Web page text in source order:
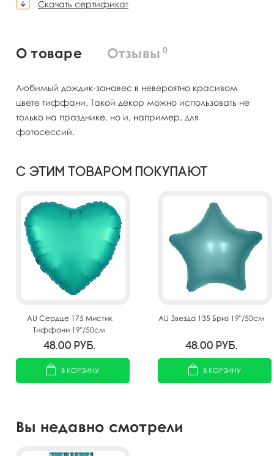
Скачать сертификат
О товаре Отзывы 0
Любимый дождик-занавес в невероятно красивом
цвете тиффани. Такой декор можно использовать не
только на празднике, но и, например, для
фотосессий.
С этим товаром покупают
AU Сердце 175 Мистик
Тиффани 19"/50см
48.00 руб.
В КОРЗИНУ
AU Звезда 135 Бриз 19"/50см
48.00 руб.
В КОРЗИНУ
Вы недавно смотрели